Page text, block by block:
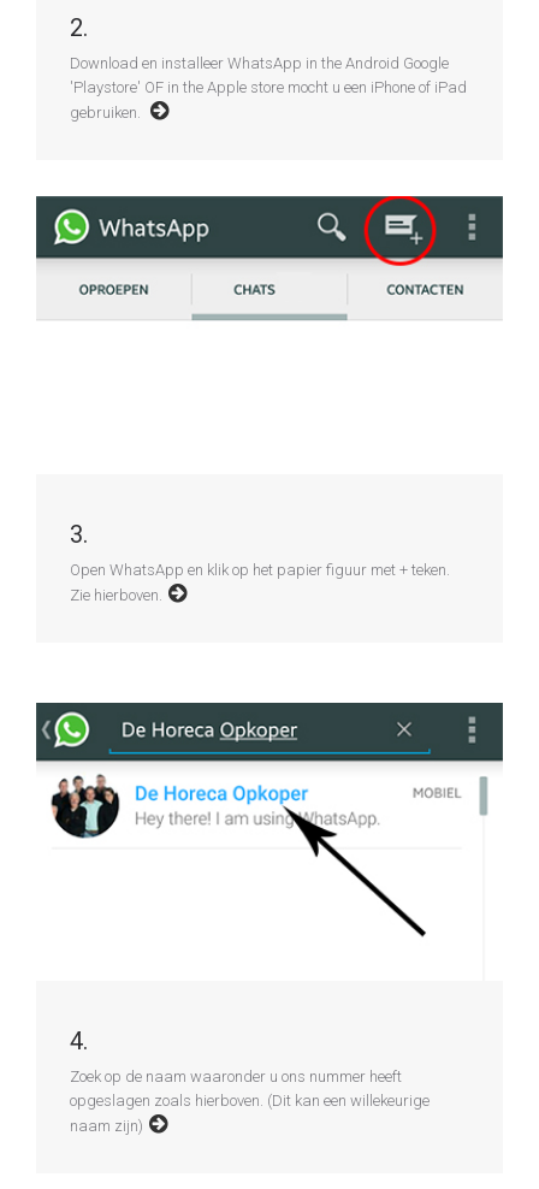
2.
Download en installeer WhatsApp in the Android Google
'Playstore' OF in the Apple store mocht u een iPhone of iPad
gebruiken.
3.
Open WhatsApp en klik op het papier figuur met + teken.
Zie hierboven.
4.
Zoek op de naam waaronder u ons nummer heeft
opgeslagen zoals hierboven. (Dit kan een willekeurige
naam zijn)